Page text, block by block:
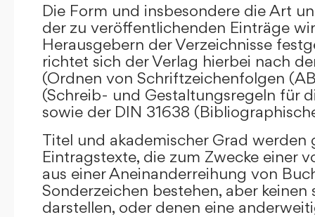
Die Form und insbesondere die Art
der zu veröffentlichenden Einträge
Herausgebern der Verzeichnisse
richtet sich der Verlag hierbei nach
(Ordnen von Schriftzeichenfolgen
(Schreib- und Gestaltungsregeln für
sowie der DIN 31638
Titel und akademischer Grad werden
Eintragstexte, die zum Zwecke einer
aus einer Aneinanderreihung von
Sonderzeichen bestehen, aber keinen
darstellen, oder denen eine